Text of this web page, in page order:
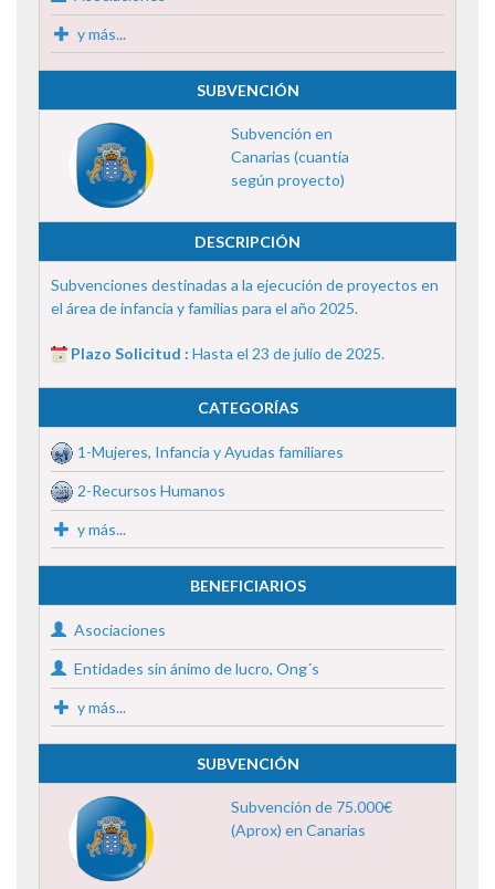
y más...
SUBVENCIÓN
Subvención en
Canarias (cuantía
según proyecto)
DESCRIPCIÓN
Subvenciones destinadas a la ejecución de proyectos en
el área de infancia y familias para el año 2025.
Plazo Solicitud : Hasta el 23 de julio de 2025.
CATEGORÍAS
1-Mujeres, Infancia y Ayudas familiares
2-Recursos Humanos
y más...
BENEFICIARIOS
Asociaciones
Entidades sin ánimo de lucro, Ong´s
y más...
SUBVENCIÓN
Subvención de 75.000€
(Aprox) en Canarias